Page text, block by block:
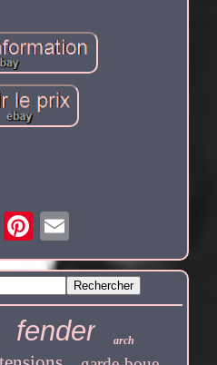
fender arch